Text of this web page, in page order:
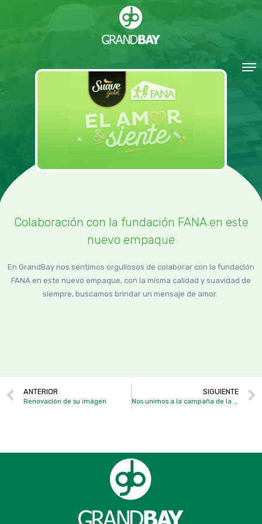
Colaboración con la fundación FANA en este
nuevo empaque
En GrandBay nos sentimos orgullosos de colaborar con la fundación
FANA en este nuevo empaque, con la misma calidad y suavidad de
siempre, buscamos brindar un mensaje de amor.
ANTERIOR
Renovación de su imágen
SIGUIENTE
Nos unimos a la campaña de la lucha contra el cáncer